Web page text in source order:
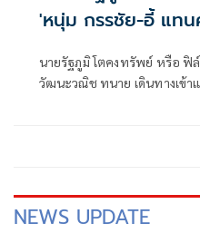
'หนุ่ม กรรชัย-อี้ แท
นายรัฐภูมิ โตคงทรัพย์ หรือ ฟิ
วัฒนะวณิช ทนาย เดินทางเข้า
NEWS UPDATE